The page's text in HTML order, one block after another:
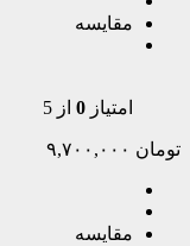
مقایسه
امتیاز 0 از 5
تومان
مقایسه